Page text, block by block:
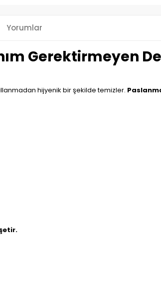
Yorumlar
Gerektirmeyen
hijyenik bir şekilde temizler.